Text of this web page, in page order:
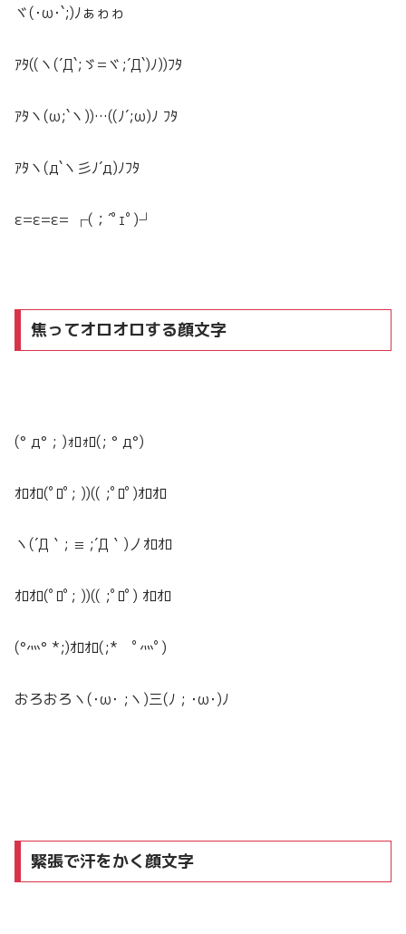
ヾ(･ω･`;)ﾉぁゎゎ
ｱﾀ((ヽ(´Д`;ゞ=ヾ;´Д`)ﾉ))ﾌﾀ
ｱﾀヽ(ω;`ヽ))…((ﾉ´;ω)ﾉ ﾌﾀ
ｱﾀヽ(д`ヽ彡ﾉ´д)ﾉﾌﾀ
ε=ε=ε= ┌(；´ﾟｪﾟ)┘
焦ってオロオロする顔文字
(° д° ; )ｫﾛｫﾛ(; ° д°)
ｵﾛｵﾛ(ﾟﾛﾟ; ))(( ;ﾟﾛﾟ)ｵﾛｵﾛ
ヽ(´Д｀; ≡ ;´Д｀)丿ｵﾛｵﾛ
ｵﾛｵﾛ(ﾟﾛﾟ; ))(( ;ﾟﾛﾟ) ｵﾛｵﾛ
(°灬° *;)ｵﾛｵﾛ(;* ﾟ灬ﾟ)
おろおろヽ(･ω･ ;ヽ)三(ﾉ ; ･ω･)ﾉ
緊張で汗をかく顔文字